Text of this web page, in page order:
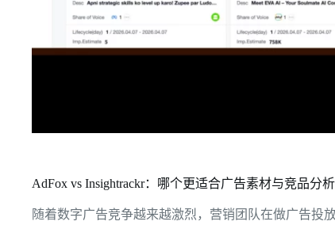
AdFox vs Insightrackr：哪个更适合广告素材与竞品分析
随着数字广告竞争越来越激烈，营销团队在做广告投